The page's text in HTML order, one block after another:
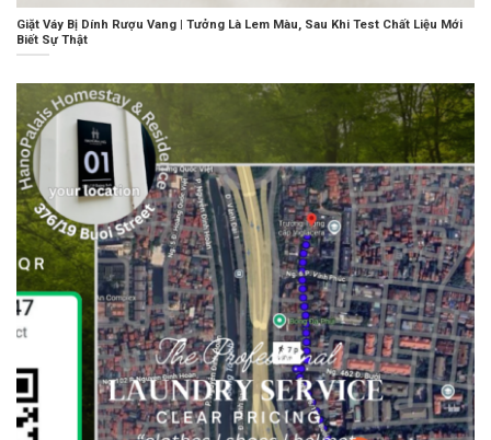
Giặt Váy Bị Dính Rượu Vang | Tưởng Là Lem Màu, Sau Khi Test Chất Liệu Mới
Biết Sự Thật